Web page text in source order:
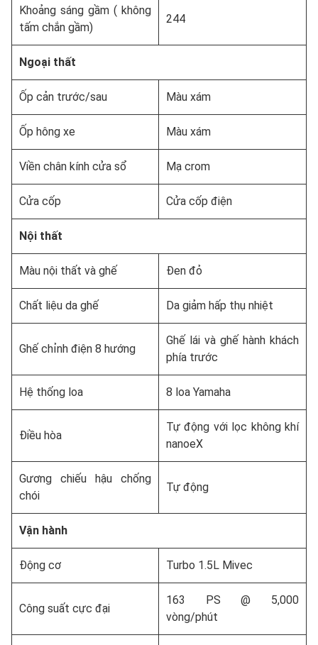
Khoảng sáng gầm ( không
tấm chắn gầm)
244
Ngoại thất
Ốp cản trước/sau Màu xám
Ốp hông xe Màu xám
Viền chân kính cửa sổ Mạ crom
Cửa cốp Cửa cốp điện
Nội thất
Màu nội thất và ghế Đen đỏ
Chất liệu da ghế Da giảm hấp thụ nhiệt
Ghế chỉnh điện 8 hướng
Ghế lái và ghế hành khách
phía trước
Hệ thống loa 8 loa Yamaha
Điều hòa
Tự động với lọc không khí
nanoeX
Gương chiếu hậu chống
chói
Tự động
Vận hành
Động cơ Turbo 1.5L Mivec
Công suất cực đại
163 PS @ 5,000
vòng/phút